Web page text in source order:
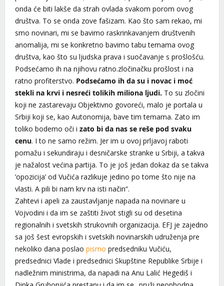
onda će biti lakše da strah ovlada svakom porom ovog
društva. To se onda zove fašizam. Kao što sam rekao, mi
smo novinari, mi se bavimo raskrinkavanjem društvenih
anomalija, mi se konkretno bavimo tabu temama ovog
društva, kao što su ljudska prava i suočavanje s prošlošću.
Podsećamo ih na njihovu ratno.zločinačku prošlost i na
ratno profiterstvo. Podsećamo ih da su i novac i moć
stekli na krvi i nesreći tolikih miliona ljudi. To su zločini
koji ne zastarevaju Objektivno govoreći, malo je portala u
Srbiji koji se, kao Autonomija, bave tim temama. Zato im
toliko bodemo oči i zato bi da nas se reše pod svaku
cenu. I to ne samo režim. Jer im u ovoj prljavoj raboti
pomažu i sekundiraju i desničarske stranke u Srbiji, a takva
je nažalost većina partija. To je još jedan dokaz da se takva
’opozicija’ od Vučića razlikuje jedino po tome što nije na
vlasti. A pili bi nam krv na isti način“.
Zahtevi i apeli za zaustavljanje napada na novinare u
Vojvodini i da im se zaštiti život stigli su od desetina
regionalnih i svetskih strukovnih organizacija. EFJ je zajedno
sa još šest evropskih i svetskih novinarskih udruženja pre
nekoliko dana poslao pismo predsedniku Vučiću,
predsednici Vlade i predsednici Skupštine Republike Srbije i
nadležnim ministrima, da napadi na Anu Lalić Hegediš i